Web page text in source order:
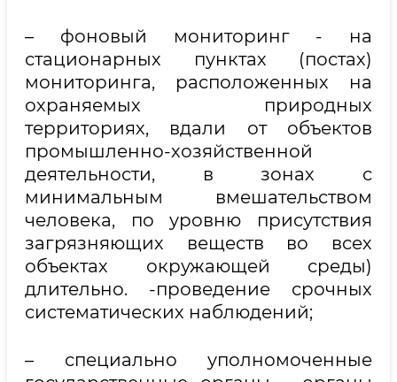
– фоновый мониторинг - на
стационарных пунктах (постах)
мониторинга, расположенных на
охраняемых природных
территориях, вдали от объектов
промышленно-хозяйственной
деятельности, в зонах с
минимальным вмешательством
человека, по уровню присутствия
загрязняющих веществ во всех
объектах окружающей среды)
длительно. -проведение срочных
систематических наблюдений;
– специально уполномоченные